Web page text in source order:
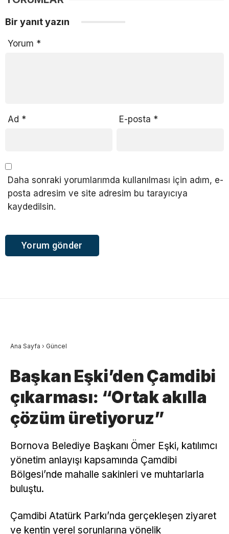
Bir yanıt yazın
Yorum *
Ad * E-posta *
Daha sonraki yorumlarımda kullanılması için adım, e-
posta adresim ve site adresim bu tarayıcıya
kaydedilsin.
Ana Sayfa › Güncel
Başkan Eşki’den Çamdibi
çıkarması: “Ortak akılla
çözüm üretiyoruz”
Bornova Belediye Başkanı Ömer Eşki, katılımcı
yönetim anlayışı kapsamında Çamdibi
Bölgesi’nde mahalle sakinleri ve muhtarlarla
buluştu.
Çamdibi Atatürk Parkı’nda gerçekleşen ziyaret
ve kentin yerel sorunlarına yönelik